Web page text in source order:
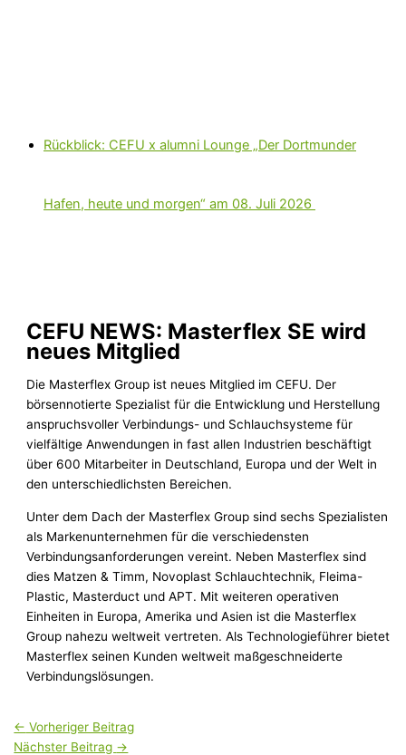
Rückblick: CEFU x alumni Lounge „Der Dortmunder
Hafen, heute und morgen“ am 08. Juli 2026
CEFU NEWS: Masterflex SE wird
neues Mitglied
Die Masterflex Group ist neues Mitglied im CEFU. Der
börsennotierte Spezialist für die Entwicklung und Herstellung
anspruchsvoller Verbindungs- und Schlauchsysteme für
vielfältige Anwendungen in fast allen Industrien beschäftigt
über 600 Mitarbeiter in Deutschland, Europa und der Welt in
den unterschiedlichsten Bereichen.
Unter dem Dach der Masterflex Group sind sechs Spezialisten
als Markenunternehmen für die verschiedensten
Verbindungsanforderungen vereint. Neben Masterflex sind
dies Matzen & Timm, Novoplast Schlauchtechnik, Fleima-
Plastic, Masterduct und APT. Mit weiteren operativen
Einheiten in Europa, Amerika und Asien ist die Masterflex
Group nahezu weltweit vertreten. Als Technologieführer bietet
Masterflex seinen Kunden weltweit maßgeschneiderte
Verbindungslösungen.
← Vorheriger Beitrag
Nächster Beitrag →